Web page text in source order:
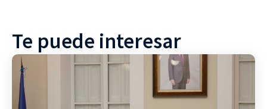
Te puede interesar